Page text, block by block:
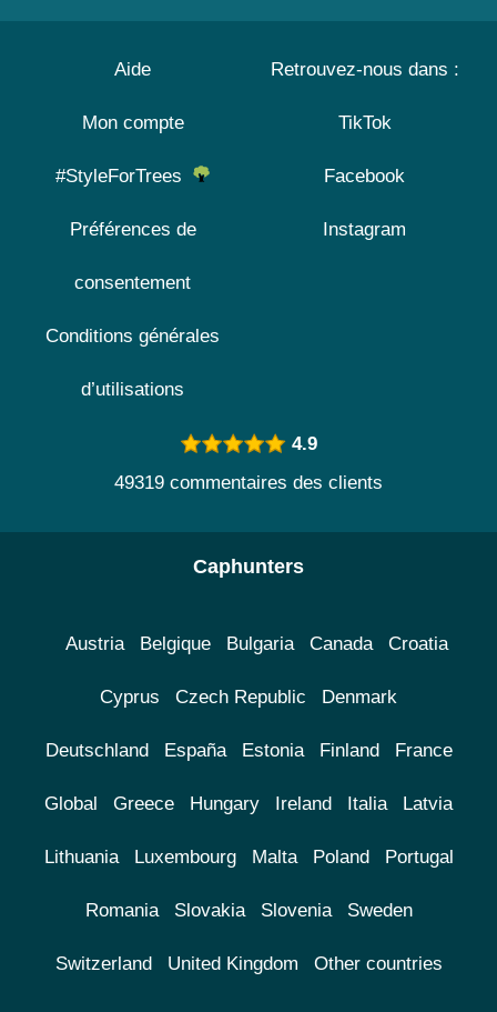
Aide
Mon compte
#StyleForTrees
Préférences de
consentement
Conditions générales
d’utilisations
Retrouvez-nous dans :
TikTok
Facebook
Instagram
4.9
49319 commentaires des clients
Caphunters
Austria Belgique Bulgaria Canada Croatia
Cyprus Czech Republic Denmark
Deutschland España Estonia Finland France
Global Greece Hungary Ireland Italia Latvia
Lithuania Luxembourg Malta Poland Portugal
Romania Slovakia Slovenia Sweden
Switzerland United Kingdom Other countries